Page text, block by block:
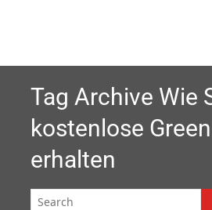
Tag Archive Wie
kostenlose
erhalten